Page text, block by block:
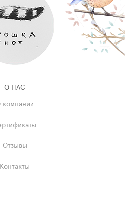
О НАС
компании
Отзывы
Контакты